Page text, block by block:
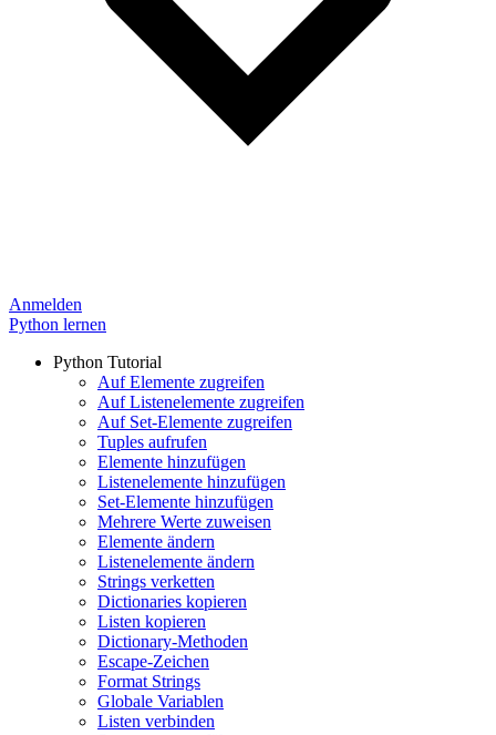
Anmelden
Python lernen
Python Tutorial
Auf Elemente zugreifen
Auf Listenelemente zugreifen
Auf Set-Elemente zugreifen
Tuples aufrufen
Elemente hinzufügen
Listenelemente hinzufügen
Set-Elemente hinzufügen
Mehrere Werte zuweisen
Elemente ändern
Listenelemente ändern
Strings verketten
Dictionaries kopieren
Listen kopieren
Dictionary-Methoden
Escape-Zeichen
Format Strings
Globale Variablen
Listen verbinden